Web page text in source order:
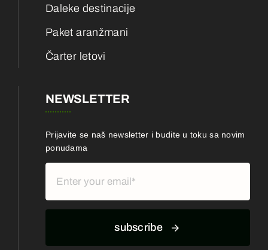
Daleke destinacije
Paket aranžmani
Čarter letovi
NEWSLETTER
Prijavite se naš newsletter i budite u toku sa novim
ponudama
subscribe